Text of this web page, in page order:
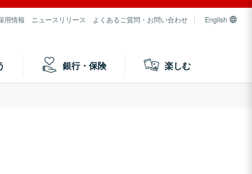
用情報 ニュースリリース よくあるご質問・お問い合わせ English
銀行・保険 楽しむ